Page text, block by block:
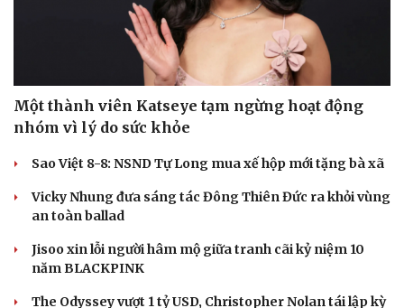
Một thành viên Katseye tạm ngừng hoạt động
nhóm vì lý do sức khỏe
Sao Việt 8-8: NSND Tự Long mua xế hộp mới tặng bà xã
Vicky Nhung đưa sáng tác Đông Thiên Đức ra khỏi vùng
an toàn ballad
Jisoo xin lỗi người hâm mộ giữa tranh cãi kỷ niệm 10
năm BLACKPINK
The Odyssey vượt 1 tỷ USD, Christopher Nolan tái lập kỳ